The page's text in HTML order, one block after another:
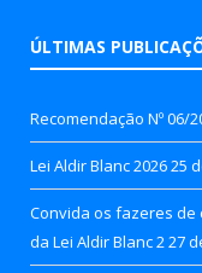
ÚLTIMAS
Recomendação Nº 06/
Lei Aldir Blanc 202625
Convida os fazeres de
da Lei Aldir Blanc 2 27